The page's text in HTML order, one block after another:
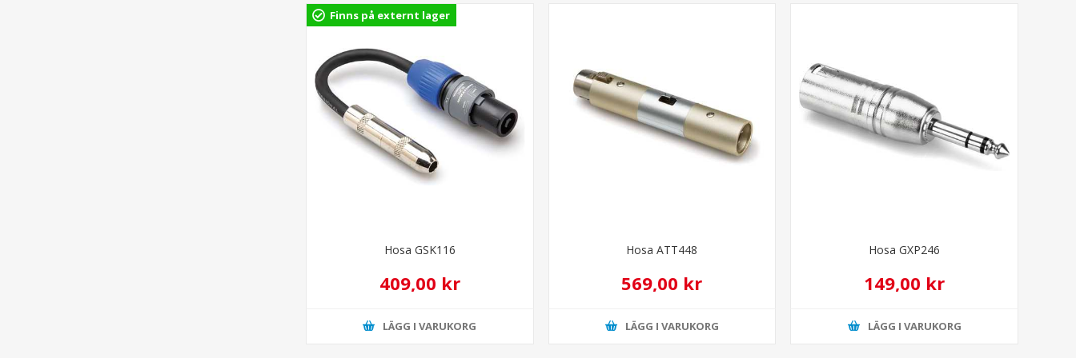
Finns på externt lager
Hosa GSK116
409,00 kr
LÄGG I VARUKORG
Hosa ATT448
569,00 kr
LÄGG I VARUKORG
Hosa GXP246
149,00 kr
LÄGG I VARUKORG